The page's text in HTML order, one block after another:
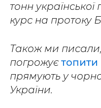
тонн
курс на протоку
Також ми
погрожуєтопити
прямують у
України.